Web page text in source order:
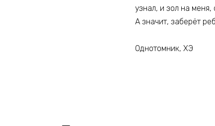
узнал, и зол на меня,
А значит, заберёт
Однотомник, ХЭ